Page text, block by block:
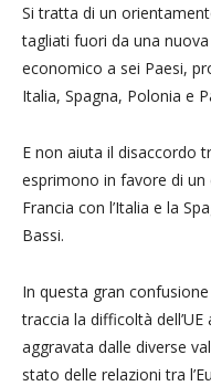
Si tratta di un
tagliati fuori da una
economico a sei Paesi,
Italia, Spagna, Polonia e
E non aiuta il disaccordo
esprimono in favore di
Francia con l’Italia e la
Bassi.
In questa gran
traccia la difficoltà
aggravata dalle diverse
stato delle relazioni tra